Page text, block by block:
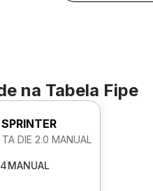
na Tabela Fipe
DIE 2.0 MANUAL
MANUAL